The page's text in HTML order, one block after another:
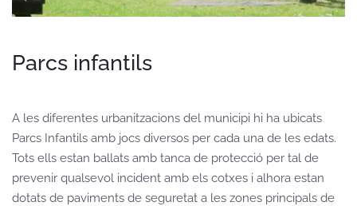
Parcs infantils
A les diferentes urbanitzacions del municipi hi ha ubicats
Parcs Infantils amb jocs diversos per cada una de les edats.
Tots ells estan ballats amb tanca de protecció per tal de
prevenir qualsevol incident amb els cotxes i alhora estan
dotats de paviments de seguretat a les zones principals de